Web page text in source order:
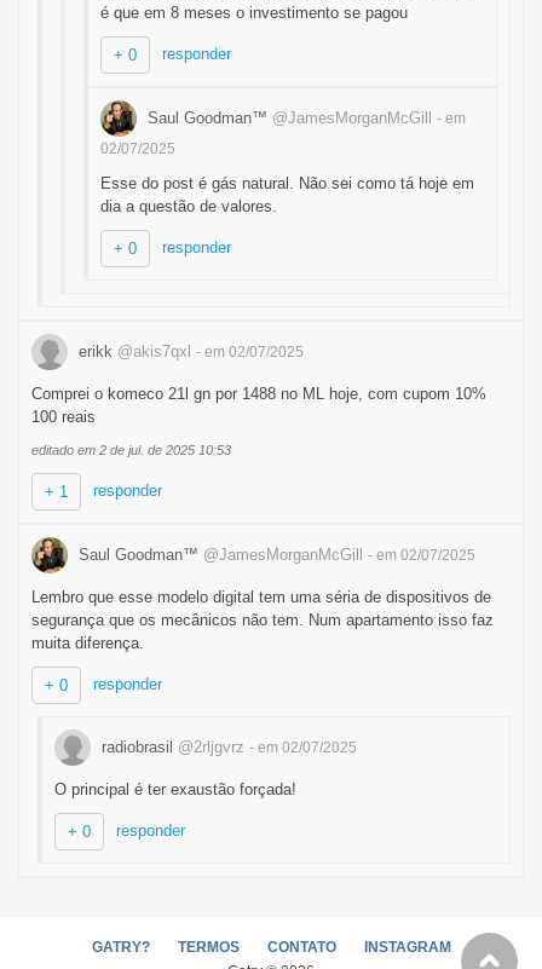
é que em 8 meses o investimento se pagou
+ 0 responder
Saul Goodman™ @JamesMorganMcGill - em
02/07/2025
Esse do post é gás natural. Não sei como tá hoje em
dia a questão de valores.
+ 0 responder
erikk @akis7qxl - em 02/07/2025
Comprei o komeco 21l gn por 1488 no ML hoje, com cupom 10%
100 reais
editado em 2 de jul. de 2025 10:53
+ 1 responder
Saul Goodman™ @JamesMorganMcGill - em 02/07/2025
Lembro que esse modelo digital tem uma séria de dispositivos de
segurança que os mecânicos não tem. Num apartamento isso faz
muita diferença.
+ 0 responder
radiobrasil @2rljgvrz - em 02/07/2025
O principal é ter exaustão forçada!
+ 0 responder
GATRY? TERMOS CONTATO
INSTAGRAM